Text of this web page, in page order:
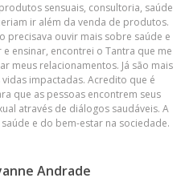
sensuais, consultoria, saúde
ir além da venda de produtos.
precisava ouvir mais sobre saúde e
ensinar, encontrei o Tantra que me
meus relacionamentos. Já são mais
impactadas. Acredito que é
que as pessoas encontrem seus
através de diálogos saudáveis. A
e do bem-estar na sociedade.
Andrade